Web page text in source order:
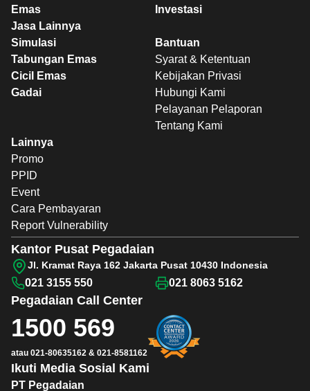
Emas
Jasa Lainnya
Investasi
Simulasi
Tabungan Emas
Cicil Emas
Gadai
Bantuan
Syarat & Ketentuan
Kebijakan Privasi
Hubungi Kami
Pelayanan Pelaporan
Tentang Kami
Lainnya
Promo
PPID
Event
Cara Pembayaran
Report Vulnerability
PT Pegadaian
Ikuti Media Sosial Kami
Pegadaian Call Center
1500 569
atau 021-80635162 & 021-8581162
Kantor Pusat Pegadaian
Jl. Kramat Raya 162 Jakarta Pusat 10430 Indonesia
021 3155 550 021 8063 5162